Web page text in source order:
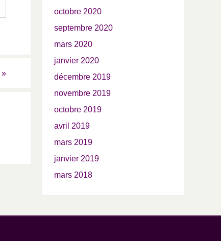
»
octobre 2020
septembre 2020
mars 2020
janvier 2020
décembre 2019
novembre 2019
octobre 2019
avril 2019
mars 2019
janvier 2019
mars 2018